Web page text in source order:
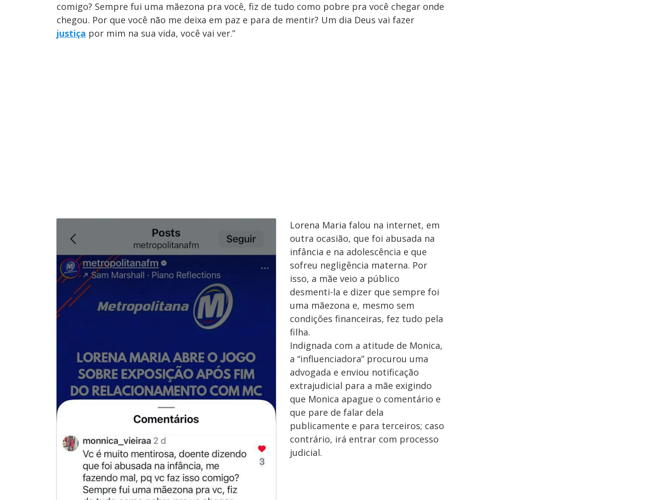
comigo? Sempre fui uma mãezona pra você, fiz de tudo como pobre pra você chegar onde
chegou. Por que você não me deixa em paz e para de mentir? Um dia Deus vai fazer
justiça por mim na sua vida, você vai ver.”
Lorena Maria falou na internet, em
outra ocasião, que foi abusada na
infância e na adolescência e que
sofreu negligência materna. Por
isso, a mãe veio a público
desmenti-la e dizer que sempre foi
uma mãezona e, mesmo sem
condições financeiras, fez tudo pela
filha.
Indignada com a atitude de Monica,
a “influenciadora” procurou uma
advogada e enviou notificação
extrajudicial para a mãe exigindo
que Monica apague o comentário e
que pare de falar dela
publicamente e para terceiros; caso
contrário, irá entrar com processo
judicial.